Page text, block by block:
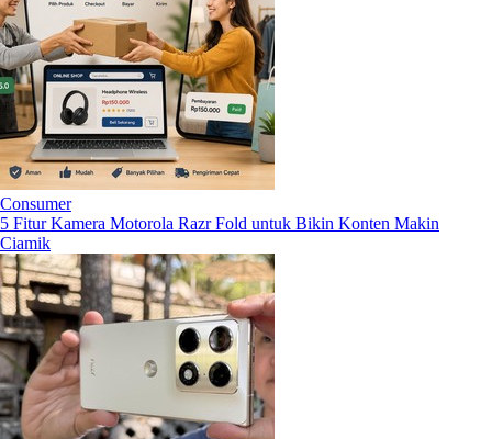
Consumer
5 Fitur Kamera Motorola Razr Fold untuk Bikin Konten Makin
Ciamik